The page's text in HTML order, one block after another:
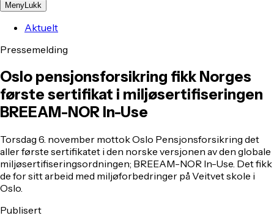
MenyLukk
Aktuelt
Pressemelding
Oslo pensjonsforsikring fikk Norges
første sertifikat i miljøsertifiseringen
BREEAM-NOR In-Use
Torsdag 6. november mottok Oslo Pensjonsforsikring det
aller første sertifikatet i den norske versjonen av den globale
miljøsertifiseringsordningen; BREEAM-NOR In-Use. Det fikk
de for sitt arbeid med miljøforbedringer på Veitvet skole i
Oslo.
Publisert